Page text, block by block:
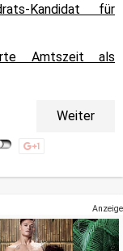
Kandidat für
Amtszeit als
Weiter
Anzeige